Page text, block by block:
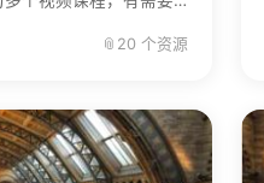
📎 20 个资源